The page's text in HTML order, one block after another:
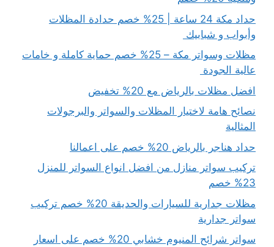
حداد مكة 24 ساعة | 25% خصم حدادة المظلات
وأبواب و شبابيك
مظلات وسواتر مكة – 25% خصم حماية كاملة و خامات
عالية الجودة
افضل مظلات بالرياض مع 20% تخفيض
نصائح هامة لاختيار المظلات والسواتر والبرجولات
المثالية
حداد هناجر بالرياض 20% خصم على اعمالنا
تركيب سواتر منازل من افضل انواع السواتر للمنزل
23% خصم
مظلات جدارية للسيارات والحديقة 20% خصم تركيب
سواتر جدارية
سواتر شرائح المنيوم خشابي 20% خصم على اسعار